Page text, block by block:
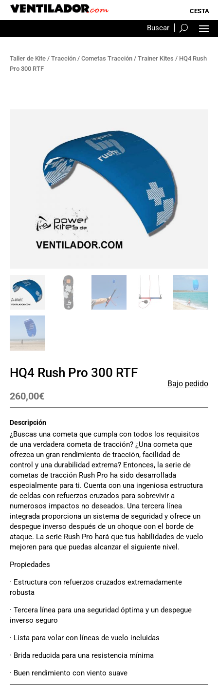
Taller de Kite / Tracción / Cometas Tracción / Trainer Kites / HQ4 Rush
Pro 300 RTF
HQ4 Rush Pro 300 RTF
260,00€
Bajo pedido
Descripción
¿Buscas una cometa que cumpla con todos los requisitos
de una verdadera cometa de tracción? ¿Una cometa que
ofrezca un gran rendimiento de tracción, facilidad de
control y una durabilidad extrema? Entonces, la serie de
cometas de tracción Rush Pro ha sido desarrollada
especialmente para ti. Cuenta con una ingeniosa estructura
de celdas con refuerzos cruzados para sobrevivir a
numerosos impactos no deseados. Una tercera línea
integrada proporciona un sistema de seguridad y ofrece un
despegue inverso después de un choque con el borde de
ataque. La serie Rush Pro hará que tus habilidades de vuelo
mejoren para que puedas alcanzar el siguiente nivel.
Propiedades
· Estructura con refuerzos cruzados extremadamente
robusta
· Tercera línea para una seguridad óptima y un despegue
inverso seguro
· Lista para volar con líneas de vuelo incluidas
· Brida reducida para una resistencia mínima
· Buen rendimiento con viento suave